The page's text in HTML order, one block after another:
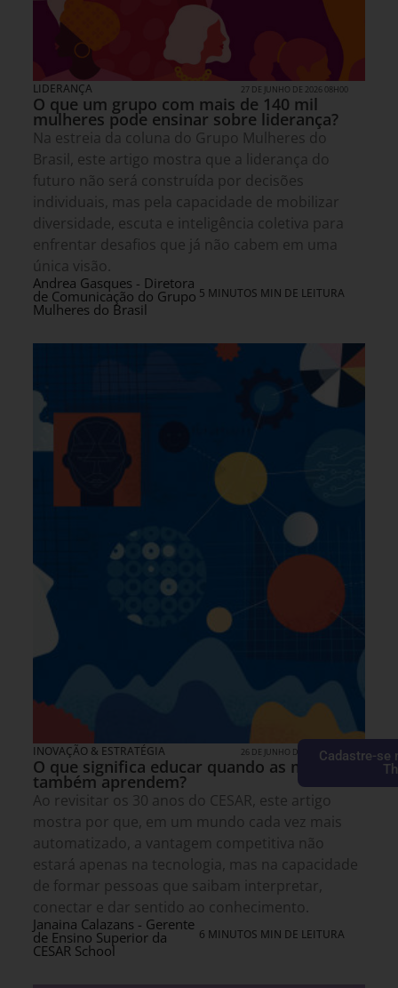
LIDERANÇA 27 DE JUNHO DE 2026 08H00
O que um grupo com mais de 140 mil
mulheres pode ensinar sobre liderança?
Na estreia da coluna do Grupo Mulheres do
Brasil, este artigo mostra que a liderança do
futuro não será construída por decisões
individuais, mas pela capacidade de mobilizar
diversidade, escuta e inteligência coletiva para
enfrentar desafios que já não cabem em uma
única visão.
Andrea Gasques - Diretora
de Comunicação do Grupo
Mulheres do Brasil
5 MINUTOS MIN DE LEITURA
INOVAÇÃO & ESTRATÉGIA 26 DE JUNHO DE 2026 14H00
O que significa educar quando as máquinas
também aprendem?
Ao revisitar os 30 anos do CESAR, este artigo
mostra por que, em um mundo cada vez mais
automatizado, a vantagem competitiva não
estará apenas na tecnologia, mas na capacidade
de formar pessoas que saibam interpretar,
conectar e dar sentido ao conhecimento.
Janaina Calazans - Gerente
de Ensino Superior da
CESAR School
6 MINUTOS MIN DE LEITURA
Cadastre-se